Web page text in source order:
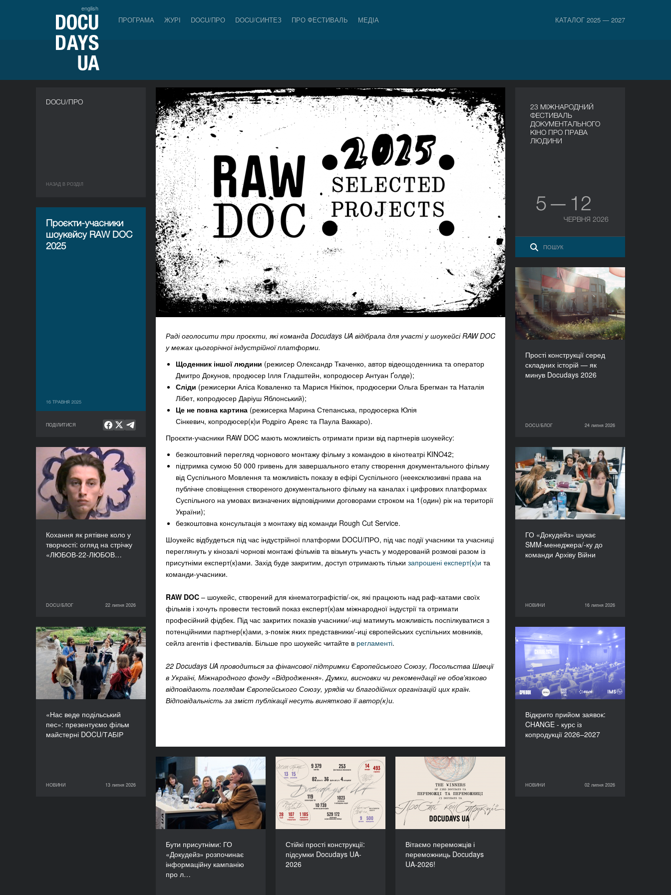
english
ПРОГРАМА ЖУРІ DOCU/ПРО DOCU/СИНТЕЗ ПРО ФЕСТИВАЛЬ МЕДІА КАТАЛОГ 2025 — 2027
DOCU/ПРО
НАЗАД В РОЗДIЛ
Проєкти-учасники
шоукейсу RAW DOC
2025
16 ТРАВНЯ 2025
ПОДІЛИТИСЯ
Раді оголосити три проєкти, які команда Docudays UA відібрала для участі у шоукейсі RAW DOC
у межах цьогорічної індустрійної платформи.
Щоденник іншої людини (режисер Олександр Ткаченко, автор відеощоденника та оператор
Дмитро Докунов, продюсер Ілля Гладштейн, копродюсер Антуан Ґолде);
Сліди (режисерки Аліса Коваленко та Марися Нікітюк, продюсерки Ольга Брегман та Наталія
Лібет, копродюсер Даріуш Яблонський);
Це не повна картина (режисерка Марина Степанська, продюсерка Юлія
Сінкевич, копродюсер(к)и Родріго Ареяс та Паула Ваккаро).
Проєкти-учасники RAW DOC мають можливість отримати призи від партнерів шоукейсу:
безкоштовний перегляд чорнового монтажу фільму з командою в кінотеатрі KINO42;
підтримка сумою 50 000 гривень для завершального етапу створення документального фільму
від Суспільного Мовлення та можливість показу в ефірі Суспільного (неексклюзивні права на
публічне сповіщення створеного документального фільму на каналах і цифрових платформах
Суспільного на умовах визначених відповідними договорами строком на 1(один) рік на території
України);
безкоштовна консультація з монтажу від команди Rough Cut Service.
Шоукейс відбудеться під час індустрійної платформи DOCU/ПРО, під час події учасники та учасниці
переглянуть у кінозалі чорнові монтажі фільмів та візьмуть участь у модерованій розмові разом із
присутніми експерт(к)ами. Захід буде закритим, доступ отримають тільки запрошені експерт(к)и та
команди-учасники.
RAW DOC – шоукейс, створений для кінематографістів/-ок, які працюють над раф-катами своїх
фільмів і хочуть провести тестовий показ експерт(к)ам міжнародної індустрії та отримати
професійний фідбек. Під час закритих показів учасники/-иці матимуть можливість поспілкуватися з
потенційними партнер(к)ами, з-поміж яких представники/-иці європейських суспільних мовників,
сейлз агентів і фестивалів. Більше про шоукейс читайте в регламенті.
22 Docudays UA проводиться за фінансової підтримки Європейського Союзу, Посольства Швеції
в Україні, Міжнародного фонду «Відродження». Думки, висновки чи рекомендації не обов'язково
відповідають поглядам Європейського Союзу, урядів чи благодійних організацій цих країн.
Відповідальність за зміст публікації несуть винятково її автор(к)и.
23 МІЖНАРОДНИЙ
ФЕСТИВАЛЬ
ДОКУМЕНТАЛЬНОГО
КІНО ПРО ПРАВА
ЛЮДИНИ
5 — 12
ЧЕРВНЯ 2026
Прості конструкції серед
складних історій — як
минув Docudays 2026
DOCU/БЛОГ 24 липня 2026
Прості конструкції серед
складних історій — як
минув Docudays 2026
DOCU/БЛОГ
24 липня 2026
Кохання як рятівне коло у
творчості: огляд на стрічку
«ЛЮБОВ-22-ЛЮБОВ…
DOCU/БЛОГ 22 липня 2026
Кохання як рятівне коло
у творчості: огляд на
стрічку «ЛЮБОВ-22-
ЛЮБОВ» Єруна
Койманса
DOCU/БЛОГ
22 липня 2026
ГО «Докудейз» шукає
SMM-менеджера/-ку до
команди Архіву Війни
НОВИНИ 16 липня 2026
ГО «Докудейз» шукає
SMM-менеджера/-ку до
команди Архіву Війни
НОВИНИ
16 липня 2026
«Нас веде подільський
пес»: презентуємо фільм
майстерні DOCU/ТАБІР
НОВИНИ 13 липня 2026
«Нас веде подільський
пес»: презентуємо фільм
майстерні DOCU/ТАБІР
НОВИНИ
13 липня 2026
Відкрито прийом заявок:
CHANGE - курс із
копродукції 2026–2027
НОВИНИ 02 липня 2026
Відкрито прийом заявок:
CHANGE - курс із
копродукції 2026–2027
НОВИНИ
02 липня 2026
Бути присутніми: ГО
«Докудейз» розпочинає
інформаційну кампанію
про л…
Бути присутніми: ГО
«Докудейз» розпочинає
інформаційну кампанію
про людей в окупації
Стійкі прості конструкції:
підсумки Docudays UA-
2026
Стійкі прості конструкції:
підсумки Docudays UA-
2026
Вітаємо переможців і
переможниць Docudays
UA-2026!
Вітаємо переможців і
переможниць Docudays
UA-2026!